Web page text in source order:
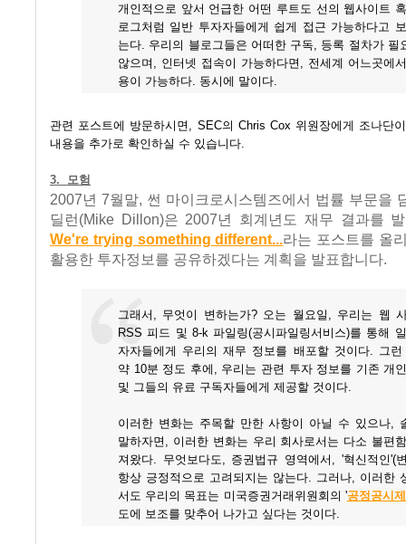
개인적으로 앞서 언급한 어떤 루트도 선의 웹사이트
로그처럼 일반 투자자들에게 쉽게 접근 가능하다고
는다. 우리의 블로그들은 어떠한 구독, 등록 절차가 필
않으며, 인터넷 접속이 가능하다면, 전세계 어느곳에
용이 가능하다. 동시에 말이다.
관련 포스트에 방문하시면, SEC의 Chris Cox 위원장에게 조나단
내용을 추가로 확인하실 수 있습니다.
3. 모험
2007년 7월말, 썬 마이크로시스템즈에서 법률 부문을
딜런(Mike Dillon)은 2007년 회계년도 재무 결과를
We're trying something different... 라는 포스트를 올
활용한 투자정보를 공유하겠다는 계획을 발표합니다.
그래서, 무엇이 변하는가? 오는 월요일, 우리는 웹
RSS 피드 및 8-k 파일링(공시파일링서비스)를 통해
자자들에게 우리의 재무 정보를 배포할 것이다. 그런
약 10분 정도 후에, 우리는 관련 투자 정보를 기존 개
및 그들의 유료 구독자들에게 제공할 것이다.
이러한 변화는 주목할 만한 사항이 아닐 수 있으나,
말하자면, 이러한 변화는 우리 회사로서는 다소 불편
져왔다. 무엇보다도, 증권법규 영역에서, '혁신적인'(
항상 긍정적으로 고려되지는 않는다. 그러나, 이러한
서도 우리의 목표는 미국증권거래위원회의 '공정공시
도에 보조를 맞추어 나가고 싶다는 것이다.